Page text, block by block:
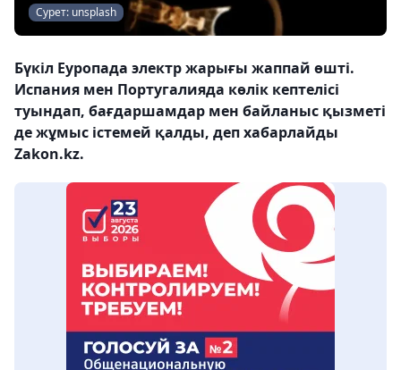
Сурет: unsplash
Бүкіл Еуропада электр жарығы жаппай өшті.
Испания мен Португалияда көлік кептелісі
туындап, бағдаршамдар мен байланыс қызметі
де жұмыс істемей қалды, деп хабарлайды
Zakon.kz.